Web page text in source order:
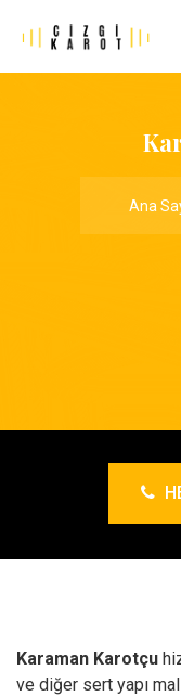
Ana
Karaman Karotçu
ve diğer sert yapı